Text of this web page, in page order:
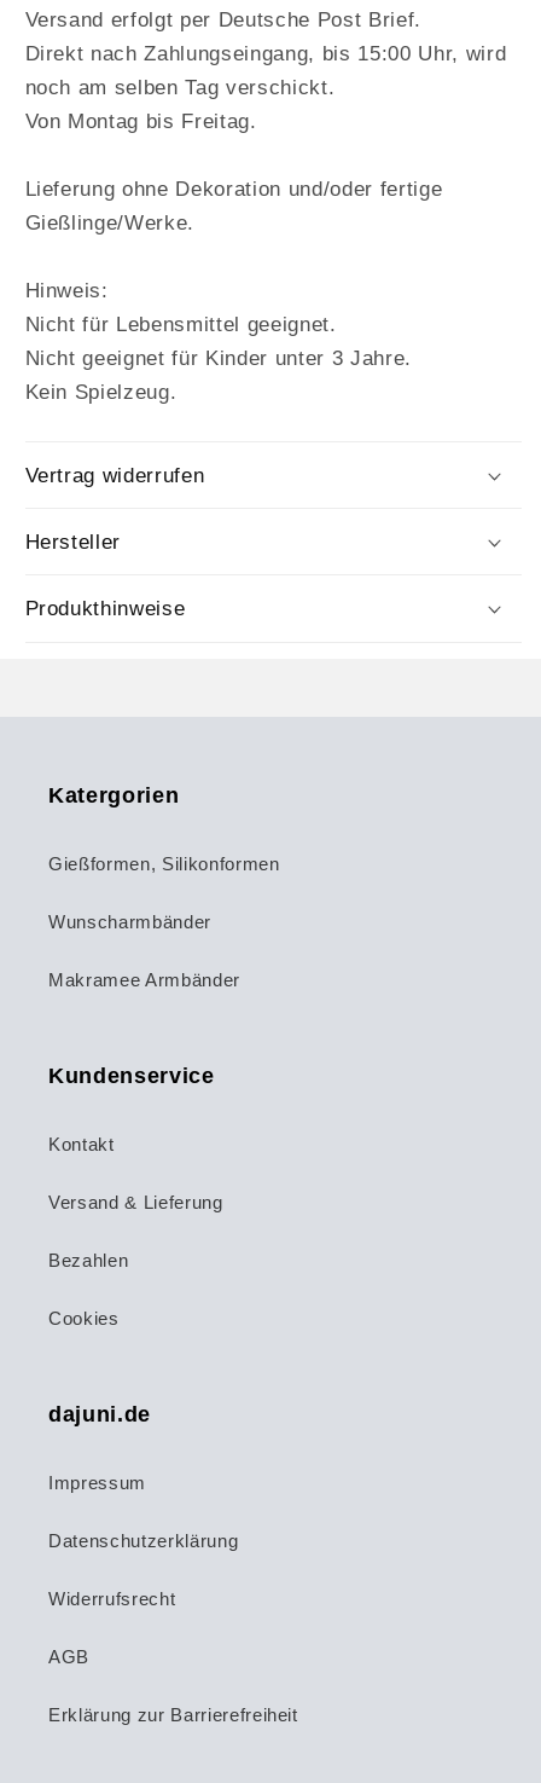
Versand erfolgt per Deutsche Post Brief.
Direkt nach Zahlungseingang, bis 15:00 Uhr, wird
noch am selben Tag verschickt.
Von Montag bis Freitag.
Lieferung ohne Dekoration und/oder fertige
Gießlinge/Werke.
Hinweis:
Nicht für Lebensmittel geeignet.
Nicht geeignet für Kinder unter 3 Jahre.
Kein Spielzeug.
Vertrag widerrufen
Hersteller
Produkthinweise
Katergorien
Gießformen, Silikonformen
Wunscharmbänder
Makramee Armbänder
Kundenservice
Kontakt
Versand & Lieferung
Bezahlen
Cookies
dajuni.de
Impressum
Datenschutzerklärung
Widerrufsrecht
AGB
Erklärung zur Barrierefreiheit